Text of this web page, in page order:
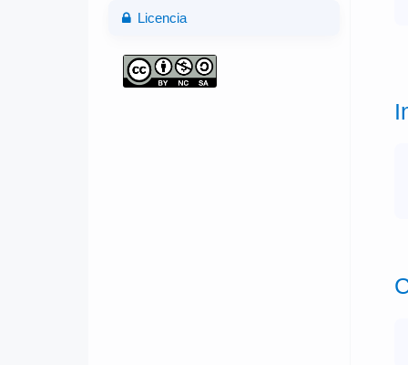
Licencia